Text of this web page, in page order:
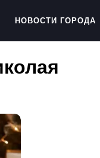
НОВОСТИ ГОРОДА